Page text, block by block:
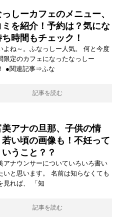
しーカフェのメニュー、
ミを紹介！予約は？気にな
ち時間もチェック！
よね～。ふなっしー人気。 何と今度
限定のカフェになったなっしー
●関連記事⇒ふな
記事を読む
美アナの旦那、子供の情
い頃の画像も！不妊って
いうこと？？
アナウンサーについていろいろ書い
いと思います。 名前は知らなくても
見れば、 「知
記事を読む